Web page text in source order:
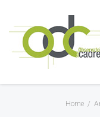
Home /